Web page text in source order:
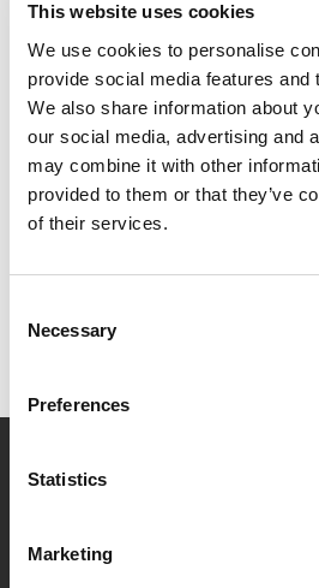
This website uses cookies
We use cookies to personalise
provide social media features and
We also share information about
our social media, advertising and
may combine it with other
provided to them or that they’ve
of their services.
Selection
Necessary
Preferences
Statistics
Marketing
MATERIAAL.
SPECIFICATIES